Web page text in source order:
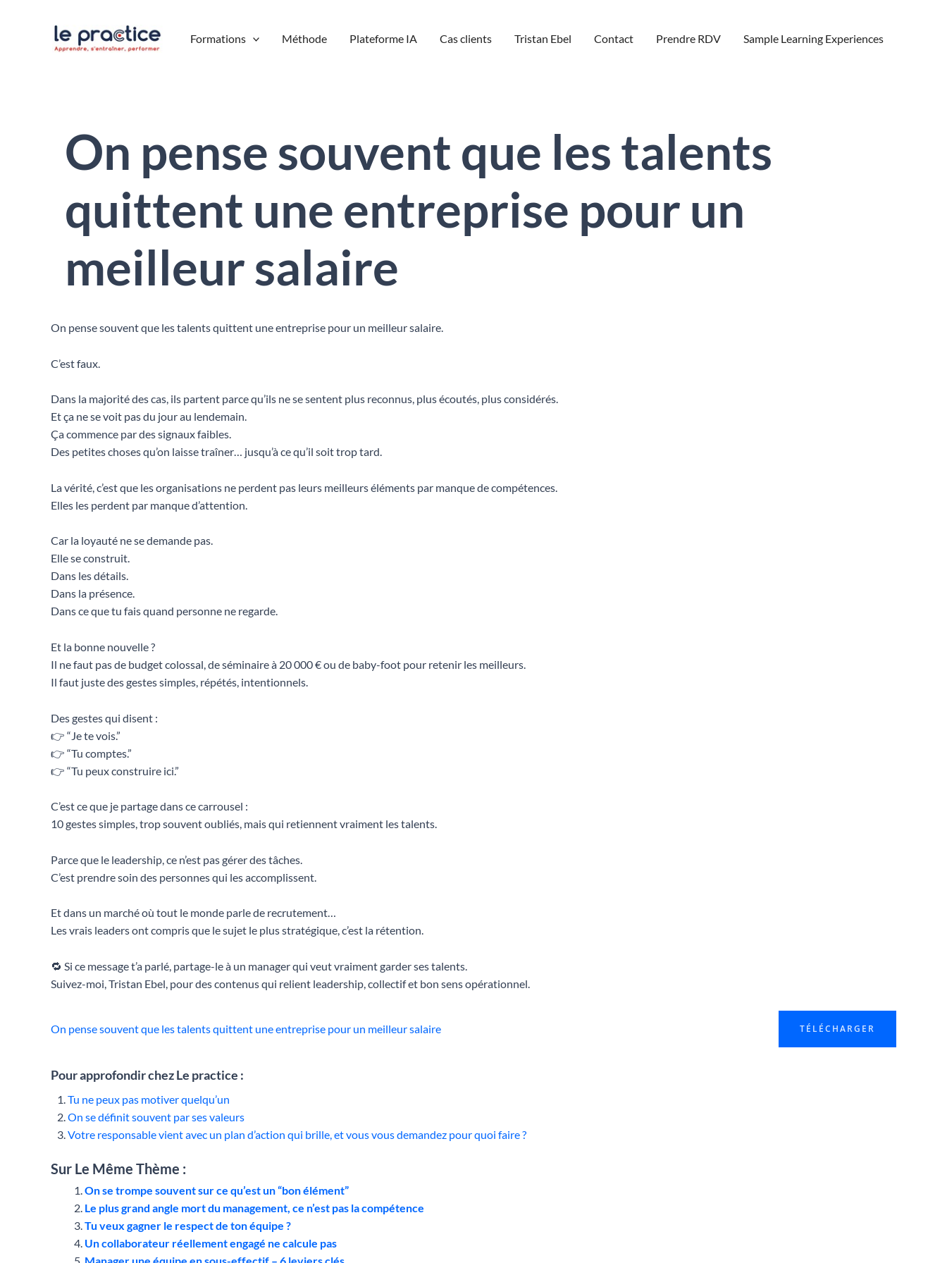
Formations Méthode Plateforme IA Cas clients Tristan Ebel Contact Prendre RDV Sample Learning Experiences
On pense souvent que les talents
quittent une entreprise pour un
meilleur salaire
On pense souvent que les talents quittent une entreprise pour un meilleur salaire.
C’est faux.
Dans la majorité des cas, ils partent parce qu’ils ne se sentent plus reconnus, plus écoutés, plus considérés.
Et ça ne se voit pas du jour au lendemain.
Ça commence par des signaux faibles.
Des petites choses qu’on laisse traîner… jusqu’à ce qu’il soit trop tard.
La vérité, c’est que les organisations ne perdent pas leurs meilleurs éléments par manque de compétences.
Elles les perdent par manque d’attention.
Car la loyauté ne se demande pas.
Elle se construit.
Dans les détails.
Dans la présence.
Dans ce que tu fais quand personne ne regarde.
Et la bonne nouvelle ?
Il ne faut pas de budget colossal, de séminaire à 20 000 € ou de baby-foot pour retenir les meilleurs.
Il faut juste des gestes simples, répétés, intentionnels.
Des gestes qui disent :
👉 “Je te vois.”
👉 “Tu comptes.”
👉 “Tu peux construire ici.”
C’est ce que je partage dans ce carrousel :
10 gestes simples, trop souvent oubliés, mais qui retiennent vraiment les talents.
Parce que le leadership, ce n’est pas gérer des tâches.
C’est prendre soin des personnes qui les accomplissent.
Et dans un marché où tout le monde parle de recrutement…
Les vrais leaders ont compris que le sujet le plus stratégique, c’est la rétention.
🔁 Si ce message t’a parlé, partage-le à un manager qui veut vraiment garder ses talents.
Suivez-moi, Tristan Ebel, pour des contenus qui relient leadership, collectif et bon sens opérationnel.
On pense souvent que les talents quittent une entreprise pour un meilleur salaire TÉLÉCHARGER
Pour approfondir chez Le practice :
Tu ne peux pas motiver quelqu’un
On se définit souvent par ses valeurs
Votre responsable vient avec un plan d’action qui brille, et vous vous demandez pour quoi faire ?
Sur Le Même Thème :
On se trompe souvent sur ce qu’est un “bon élément”
Le plus grand angle mort du management, ce n’est pas la compétence
Tu veux gagner le respect de ton équipe ?
Un collaborateur réellement engagé ne calcule pas